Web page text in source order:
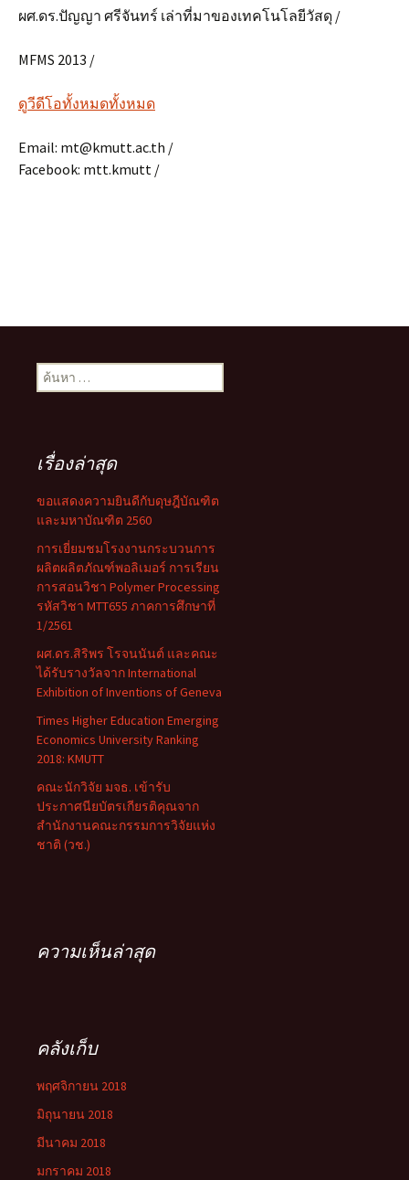
ผศ.ดร.ปัญญา ศรีจันทร์ เล่าที่มาของเทคโนโลยีวัสดุ /
MFMS 2013 /
ดูวีดีโอทั้งหมดทั้งหมด
Email: mt@kmutt.ac.th /
Facebook: mtt.kmutt /
ค้นหา
สำหรับ:
เรื่องล่าสุด
ขอแสดงความยินดีกับดุษฎีบัณฑิต
และมหาบัณฑิต 2560
การเยี่ยมชมโรงงานกระบวนการ
ผลิตผลิตภัณฑ์พอลิเมอร์ การเรียน
การสอนวิชา Polymer Processing
รหัสวิชา MTT655 ภาคการศึกษาที่
1/2561
ผศ.ดร.สิริพร โรจนนันต์ และคณะ
ได้รับรางวัลจาก International
Exhibition of Inventions of Geneva
Times Higher Education Emerging
Economics University Ranking
2018: KMUTT
คณะนักวิจัย มจธ. เข้ารับ
ประกาศนียบัตรเกียรติคุณจาก
สำนักงานคณะกรรมการวิจัยแห่ง
ชาติ (วช.)
ความเห็นล่าสุด
คลังเก็บ
พฤศจิกายน 2018
มิถุนายน 2018
มีนาคม 2018
มกราคม 2018